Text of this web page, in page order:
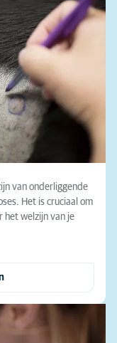
van onderliggende
Het is cruciaal om
het welzijn van je